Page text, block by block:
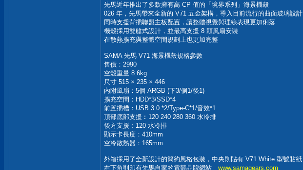
先馬近年推出了多款擁有高 CP 值的「境界系列」海景機殼
026 年，先馬帶來全新的 V71 五金架構，導入目前流行的曲面玻璃設計
同時支援背插聯盟主板配置，讓整體視覺與理線表現更加俐落
機殼採用雙艙式設計，並最高支援 8 顆風扇安裝
在散熱擴充與整體空間規劃上也更加完整
SAMA 先馬 V71 海景機殼規格參數
售價：2990
空殼重量 8.6kg
尺寸 515 × 235 × 446
內附風扇：5個 ARGB (下3/側1/後1)
擴充空間：HDD*3/SSD*4
前置插槽：USB 3.0 *2/Type-C*1/音效*1
頂部底部支援︰120 240 280 360 水冷排
後方支援︰120 水冷排
顯示卡長度：410mm
空冷散熱器：165mm
外箱採用了全新設計的簡約風格包裝，中央則貼有 V71 White 型號貼紙
右下角則印有先馬自家的電競品牌網站 www.samagears.com